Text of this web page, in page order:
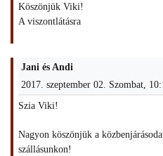
Köszönjük Viki!
A viszontlátásra
Jani és Andi
2017. szeptember 02. Szombat,
Szia Viki!
Nagyon köszönjük a
szállásunkon!